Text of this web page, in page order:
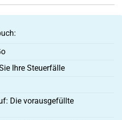
Ihre Steuerfälle
Die vorausgefüllte